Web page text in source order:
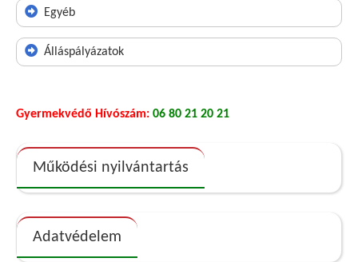
Egyéb
Álláspályázatok
Gyermekvédő Hívószám: 06 80 21 20 21
Működési nyilvántartás
Adatvédelem